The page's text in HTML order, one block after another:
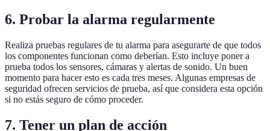
6. Probar la alarma regularmente
Realiza pruebas regulares de tu alarma para asegurarte de que todos
los componentes funcionan como deberían. Esto incluye poner a
prueba todos los sensores, cámaras y alertas de sonido. Un buen
momento para hacer esto es cada tres meses. Algunas empresas de
seguridad ofrecen servicios de prueba, así que considera esta opción
si no estás seguro de cómo proceder.
7. Tener un plan de acción